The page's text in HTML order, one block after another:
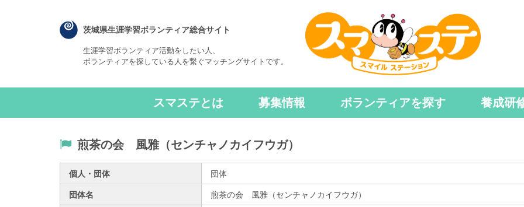
茨城県生涯学習ボランティア総合サイト
生涯学習ボランティア活動をしたい人、
ボランティアを探している人を繋ぐマッチングサイトです。
スマステとは 募集情報 ボランティアを探す 養成研
煎茶の会 風雅（センチャノカイフウガ）
個人・団体 団体
団体名 煎茶の会 風雅（センチャノカイフウガ）